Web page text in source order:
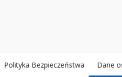
Polityka Bezpieczeństwa Dane